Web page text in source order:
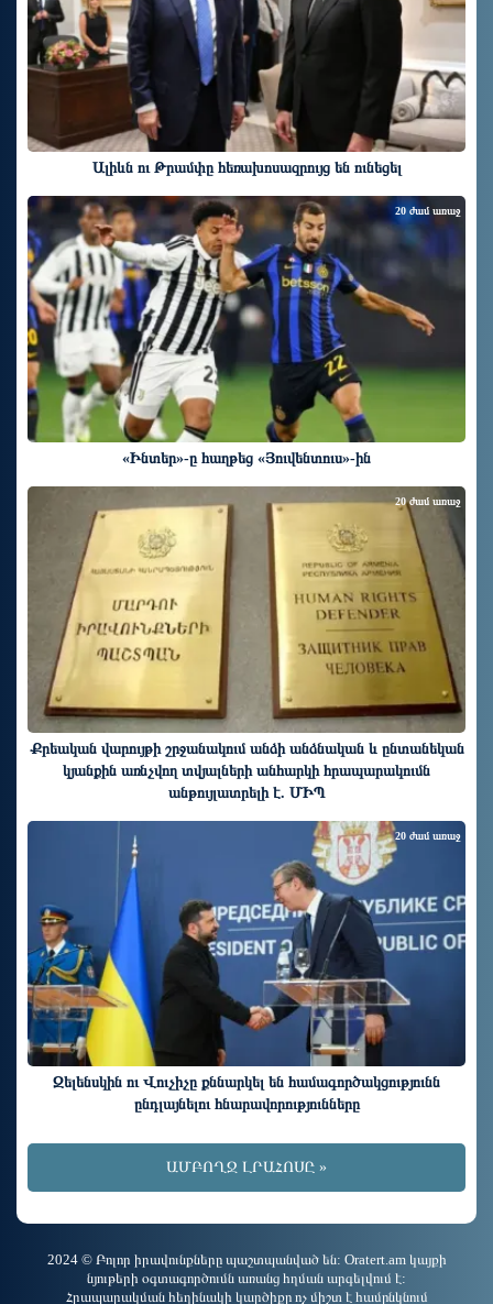
Ալիևն ու Թրամփը հեռախոսազրույց են ունեցել
«Ինտեր»-ը հաղթեց «Յուվենտուս»-ին
20 ժամ առաջ
Քրեական վարույթի շրջանակում անձի անձնական և ընտանեկան
կյանքին առնչվող տվյալների անհարկի հրապարակումն
անթույլատրելի է. ՄԻՊ
20 ժամ առաջ
Զելենսկին ու Վուչիչը քննարկել են համագործակցությունն
ընդլայնելու հնարավորությունները
20 ժամ առաջ
ԱՄԲՈՂՋ ԼՐԱՀՈՍԸ »
2024 © Բոլոր իրավունքները պաշտպանված են: Oratert.am կայքի
նյութերի օգտագործումն առանց հղման արգելվում է:
Հրապարակման հեղինակի կարծիքը ոչ միշտ է համընկնում